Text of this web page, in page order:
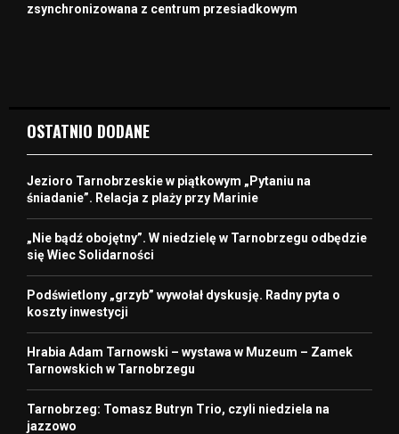
zsynchronizowana z centrum przesiadkowym
OSTATNIO DODANE
Jezioro Tarnobrzeskie w piątkowym „Pytaniu na
śniadanie”. Relacja z plaży przy Marinie
„Nie bądź obojętny”. W niedzielę w Tarnobrzegu odbędzie
się Wiec Solidarności
Podświetlony „grzyb” wywołał dyskusję. Radny pyta o
koszty inwestycji
Hrabia Adam Tarnowski – wystawa w Muzeum – Zamek
Tarnowskich w Tarnobrzegu
Tarnobrzeg: Tomasz Butryn Trio, czyli niedziela na
jazzowo